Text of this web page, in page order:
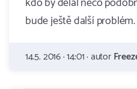
bude ještě další problém.
14.5. 2016 · 14:01 · autor